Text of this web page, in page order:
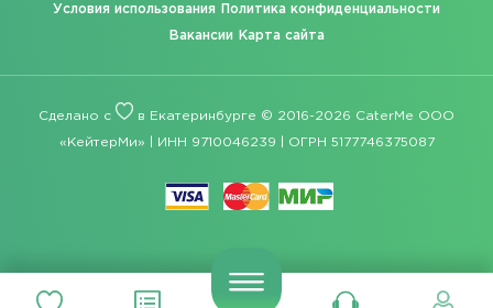
Условия использования Политика конфиденциальности
Вакансии Карта сайта
Сделано с в Екатеринбурге © 2016-2026 CaterMe ООО
«КейтерМи» | ИНН 9710046239 | ОГРН 5177746375087